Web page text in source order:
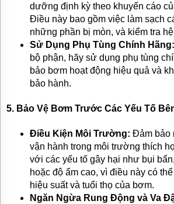
dưỡng định kỳ theo khuyến cáo
Điều này bao gồm việc làm sạch
những phần bị mòn, và kiểm tra
Sử Dụng Phụ Tùng Chính Hãng:
bộ phận, hãy sử dụng phụ tùng
bảo bơm hoạt động hiệu quả và
bảo hành.
5. Bảo Vệ Bơm Trước Các Yếu Tố
Điều Kiện Môi Trường: Đảm bảo
vận hành trong môi trường thích
với các yếu tố gây hại như bụi
hoặc độ ẩm cao, vì điều này có
hiệu suất và tuổi thọ của bơm.
Ngăn Ngừa Rung Động và Va